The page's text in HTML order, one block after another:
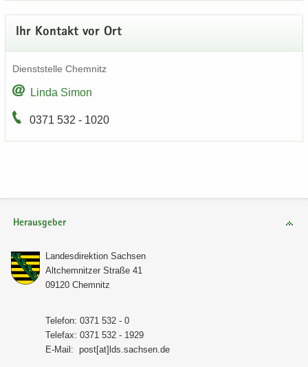
Ihr Kon­takt vor Ort
Dienst­stel­le Chem­nitz
Linda Simon
0371 532 - 1020
Herausgeber
Lan­des­di­rek­ti­on Sach­sen
Alt­chem­nit­zer Stra­ße 41
09120 Chem­nitz
Te­le­fon: 0371 532 - 0
Te­le­fax: 0371 532 - 1929
E-​Mail: post[at]lds.sach­sen.de